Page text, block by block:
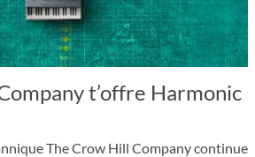
t’offre Harmonic
The Crow Hill Company continue